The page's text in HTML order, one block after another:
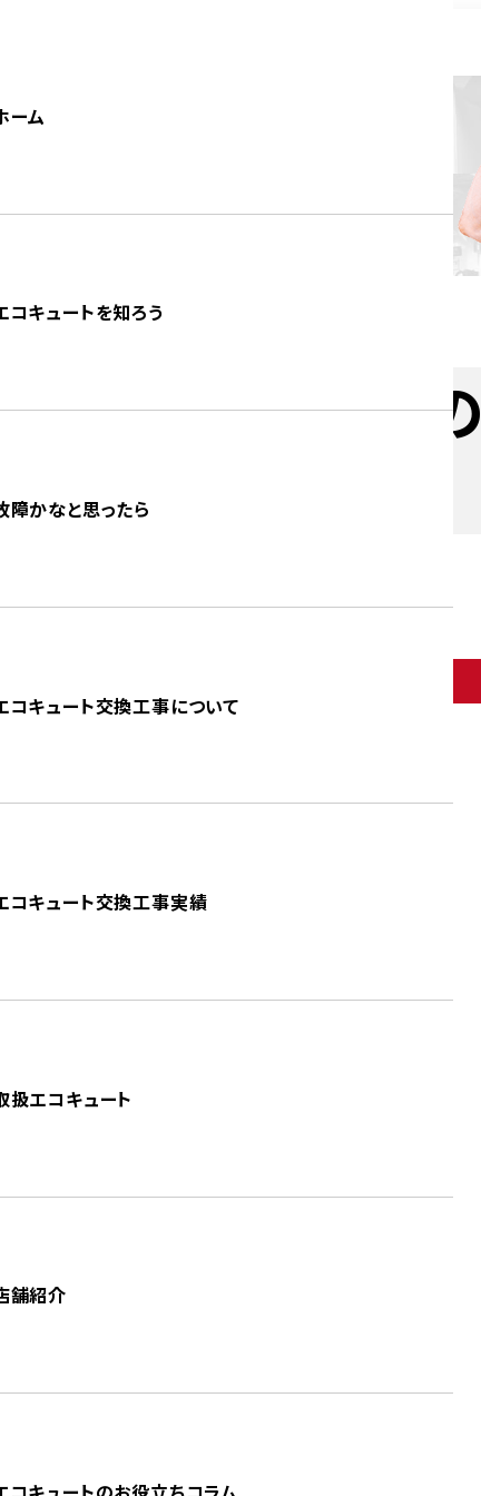
ーム
コキュートを知ろう
CHOOSE
障かなと思ったら
BETTER
コキュート交換工事について
FLOW
コキュート交換工事実績
扱エコキュート
舗紹介
ートを設置しました。
川市で 日立製の
た。
事例を紹介します。
す。